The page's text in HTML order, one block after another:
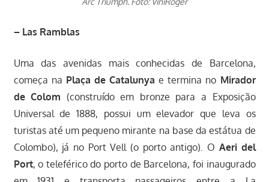
– Las Ramblas
Uma das avenidas mais conhecidas de Barcelona,
começa na Plaça de Catalunya e termina no Mirador
de Colom (construído em bronze para a Exposição
Universal de 1888, possui um elevador que leva os
turistas até um pequeno mirante na base da estátua de
Colombo), já no Port Vell (o porto antigo). O Aeri del
Port, o teleférico do porto de Barcelona, foi inaugurado